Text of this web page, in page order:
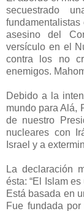
secuestrado
asesino del
versículo en el
contra los no
enemigos.
Debido a la
mundo para Alá,
de nuestro
nucleares con
Israel y a
La declaración
ésta: “El Islam
Está basada en
Fue fundada